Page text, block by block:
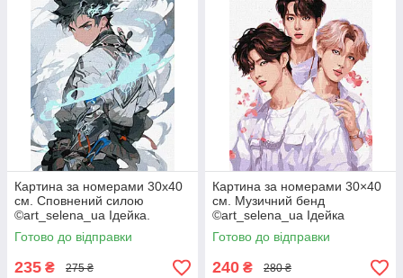
Картина за номерами 30х40
см. Сповнений силою
©art_selena_ua Ідейка.
KHO8387
Готово до відправки
235 ₴ 275 ₴
Картина за номерами 30×40
см. Музичний бенд
©art_selena_ua Ідейка
КНО8394
Готово до відправки
240 ₴ 280 ₴